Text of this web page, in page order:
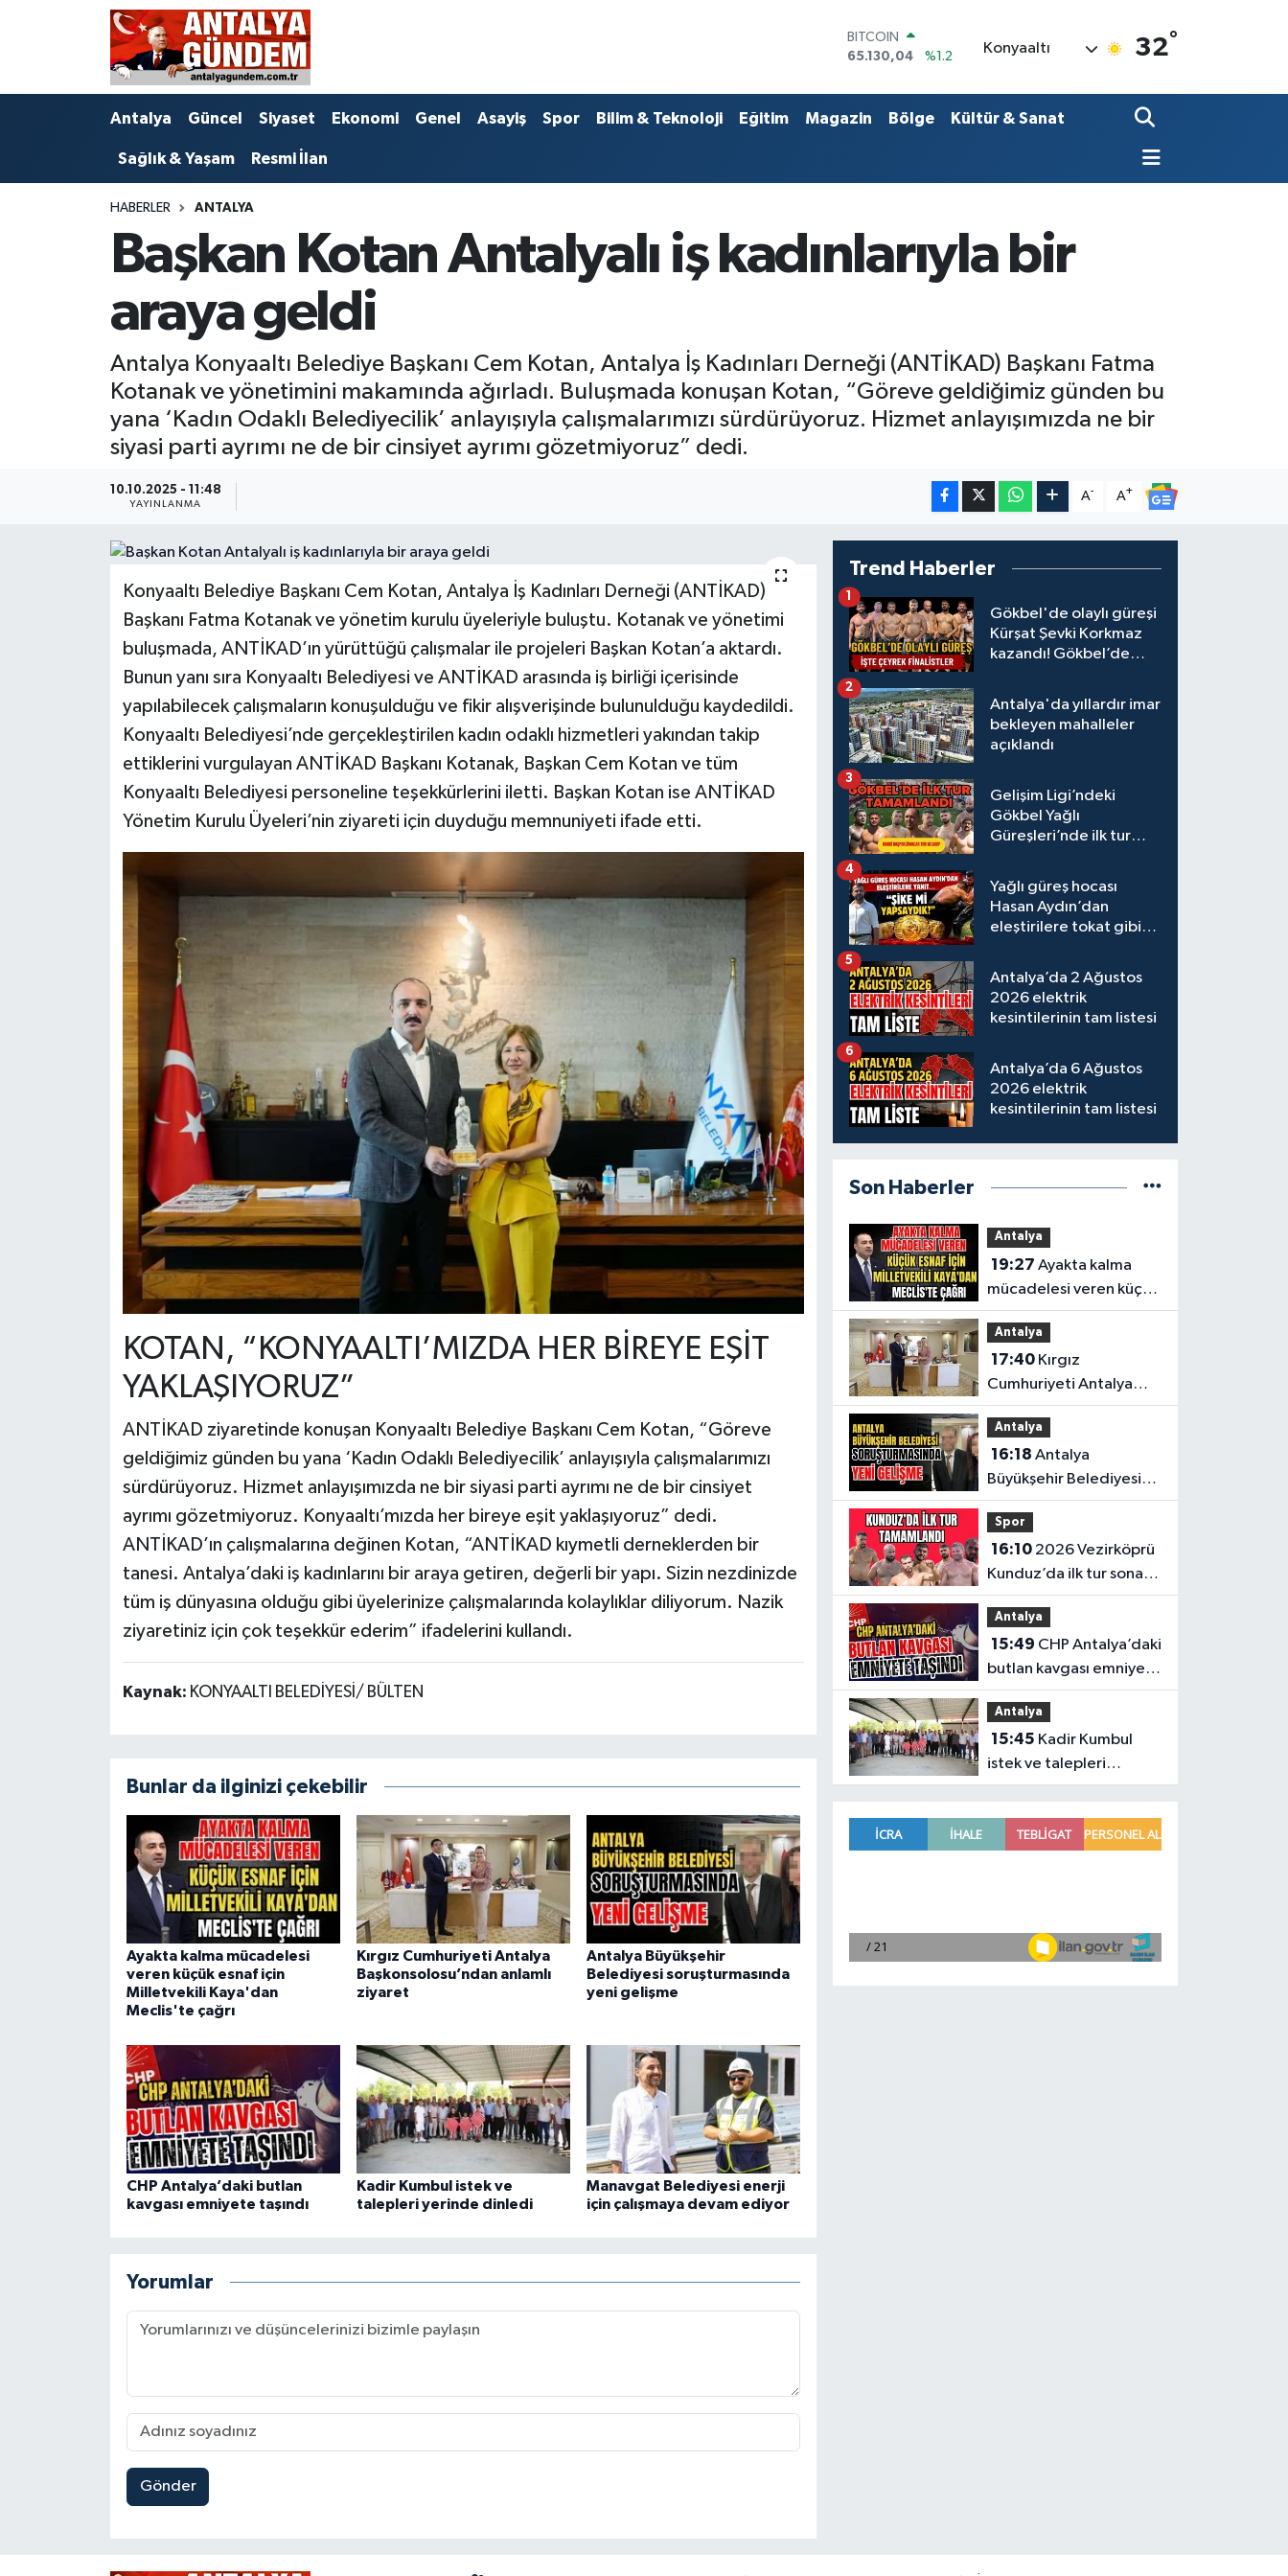
65.130,04
DOLAR
55,1652
%0.27
13.773
Konyaaltı 32°
Antalya Güncel Siyaset Ekonomi Genel Asayiş Spor Bilim & Teknoloji Eğitim Magazin Bölge Kültür & Sanat
Sağlık & Yaşam Resmi İlan
HABERLER ANTALYA
Başkan Kotan Antalyalı iş kadınlarıyla bir
araya geldi
Antalya Konyaaltı Belediye Başkanı Cem Kotan, Antalya İş Kadınları Derneği (ANTİKAD) Başkanı Fatma
Kotanak ve yönetimini makamında ağırladı. Buluşmada konuşan Kotan, “Göreve geldiğimiz günden bu
yana ‘Kadın Odaklı Belediyecilik’ anlayışıyla çalışmalarımızı sürdürüyoruz. Hizmet anlayışımızda ne bir
siyasi parti ayrımı ne de bir cinsiyet ayrımı gözetmiyoruz” dedi.
10.10.2025 - 11:48
YAYINLANMA
A- A+
Konyaaltı Belediye Başkanı Cem Kotan, Antalya İş Kadınları Derneği (ANTİKAD)
Başkanı Fatma Kotanak ve yönetim kurulu üyeleriyle buluştu. Kotanak ve yönetimi
buluşmada, ANTİKAD’ın yürüttüğü çalışmalar ile projeleri Başkan Kotan’a aktardı.
Bunun yanı sıra Konyaaltı Belediyesi ve ANTİKAD arasında iş birliği içerisinde
yapılabilecek çalışmaların konuşulduğu ve fikir alışverişinde bulunulduğu kaydedildi.
Konyaaltı Belediyesi’nde gerçekleştirilen kadın odaklı hizmetleri yakından takip
ettiklerini vurgulayan ANTİKAD Başkanı Kotanak, Başkan Cem Kotan ve tüm
Konyaaltı Belediyesi personeline teşekkürlerini iletti. Başkan Kotan ise ANTİKAD
Yönetim Kurulu Üyeleri’nin ziyareti için duyduğu memnuniyeti ifade etti.
KOTAN, “KONYAALTI’MIZDA HER BİREYE EŞİT
YAKLAŞIYORUZ”
ANTİKAD ziyaretinde konuşan Konyaaltı Belediye Başkanı Cem Kotan, “Göreve
geldiğimiz günden bu yana ‘Kadın Odaklı Belediyecilik’ anlayışıyla çalışmalarımızı
sürdürüyoruz. Hizmet anlayışımızda ne bir siyasi parti ayrımı ne de bir cinsiyet
ayrımı gözetmiyoruz. Konyaaltı’mızda her bireye eşit yaklaşıyoruz” dedi.
ANTİKAD’ın çalışmalarına değinen Kotan, “ANTİKAD kıymetli derneklerden bir
tanesi. Antalya’daki iş kadınlarını bir araya getiren, değerli bir yapı. Sizin nezdinizde
tüm iş dünyasına olduğu gibi üyelerinize çalışmalarında kolaylıklar diliyorum. Nazik
ziyaretiniz için çok teşekkür ederim” ifadelerini kullandı.
Kaynak: KONYAALTI BELEDİYESİ/ BÜLTEN
Bunlar da ilginizi çekebilir
Ayakta kalma mücadelesi
veren küçük esnaf için
Milletvekili Kaya'dan
Meclis'te çağrı
Kırgız Cumhuriyeti Antalya
Başkonsolosu’ndan anlamlı
ziyaret
Antalya Büyükşehir
Belediyesi soruşturmasında
yeni gelişme
CHP Antalya’daki butlan
kavgası emniyete taşındı
Kadir Kumbul istek ve
talepleri yerinde dinledi
Manavgat Belediyesi enerji
için çalışmaya devam ediyor
Yorumlar
Gönder
Trend Haberler
Gökbel'de olaylı güreşi
Kürşat Şevki Korkmaz
kazandı! Gökbel’de
Gürbüz elendi!
1
Antalya'da yıllardır imar
bekleyen mahalleler
açıklandı
2
Gelişim Ligi’ndeki
Gökbel Yağlı
Güreşleri’nde ilk tur
3
Yağlı güreş hocası
Hasan Aydın’dan
eleştirilere tokat gibi
4
Antalya’da 2 Ağustos
2026 elektrik
kesintilerinin tam listesi
5
Antalya’da 6 Ağustos
2026 elektrik
kesintilerinin tam listesi
6
Son Haberler
Antalya
19:27
mücadelesi veren küçük
esnaf için Milletvekili
Kaya'dan Meclis'te
çağrı
Antalya
17:40Kırgız
Cumhuriyeti Antalya
Başkonsolosu’ndan
anlamlı ziyaret
Antalya
16:18
Büyükşehir Belediyesi
soruşturmasında yeni
gelişme
Spor
16:102026 Vezirköprü
Kunduz’da ilk tur sona
erdi. İşte son 64’e kalan
başpehlivanlar
Antalya
15:49
butlan kavgası emniyete
taşındı
Antalya
15:45
istek ve talepleri
yerinde dinledi
Antalya
Bilim & Teknoloji
Ekonomi
Görüntülü Haber
Kültür & Sanat
Magazin
Resmi İlan
Sağlık & Yaşam
Antalya Nöbetçi Eczaneler
Antalya Hava Durumu
Antalya Namaz Vakitleri
Süper Lig Puan Durumu ve Fikstür
Tüm Manşetler
Son Dakika Haberleri
Haber Arşivi